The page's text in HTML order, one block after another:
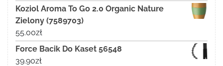
Koziol Aroma To Go 2.0 Organic Nature
Zielony (7589703)
55.00zł
Force Bacik Do Kaset 56548
39.90zł